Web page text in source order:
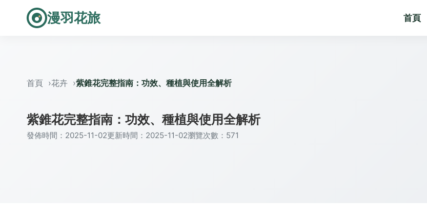
漫羽花旅 首頁
首頁 花卉 紫錐花完整指南：功效、種植與使用全解析
紫錐花完整指南：功效、種植與使用全解析
發佈時間：2025-11-02更新時間：2025-11-02瀏覽次數：571